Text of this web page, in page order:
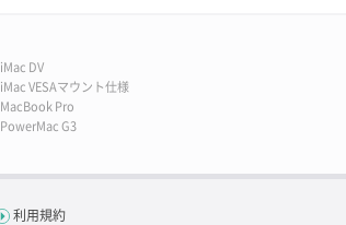
iMac DV
iMac VESAマウント仕様
MacBook Pro
PowerMac G3
利用規約